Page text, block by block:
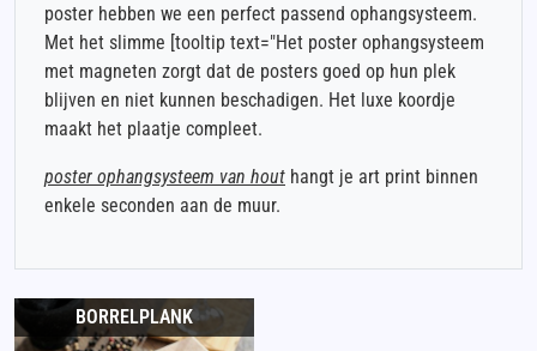
poster hebben we een perfect passend ophangsysteem.
Met het slimme [tooltip text="Het poster ophangsysteem
met magneten zorgt dat de posters goed op hun plek
blijven en niet kunnen beschadigen. Het luxe koordje
maakt het plaatje compleet.
poster ophangsysteem van hout hangt je art print binnen
enkele seconden aan de muur.
BORRELPLANK